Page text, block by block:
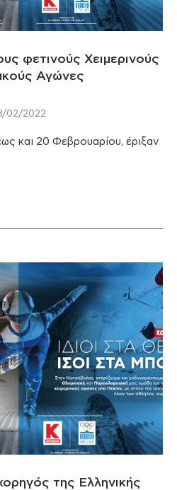
φετινούς Χειμερινούς
Αγώνες
02/2022
και 20 Φεβρουαρίου, έριξαν
της Ελληνικής